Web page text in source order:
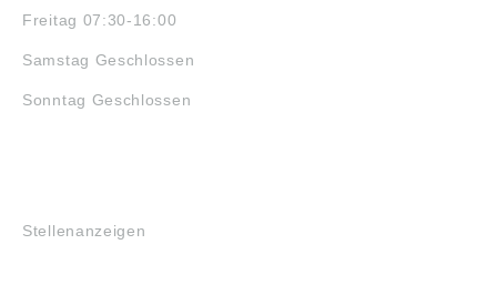
Freitag 07:30-16:00
Samstag Geschlossen
Sonntag Geschlossen
Stellenanzeigen